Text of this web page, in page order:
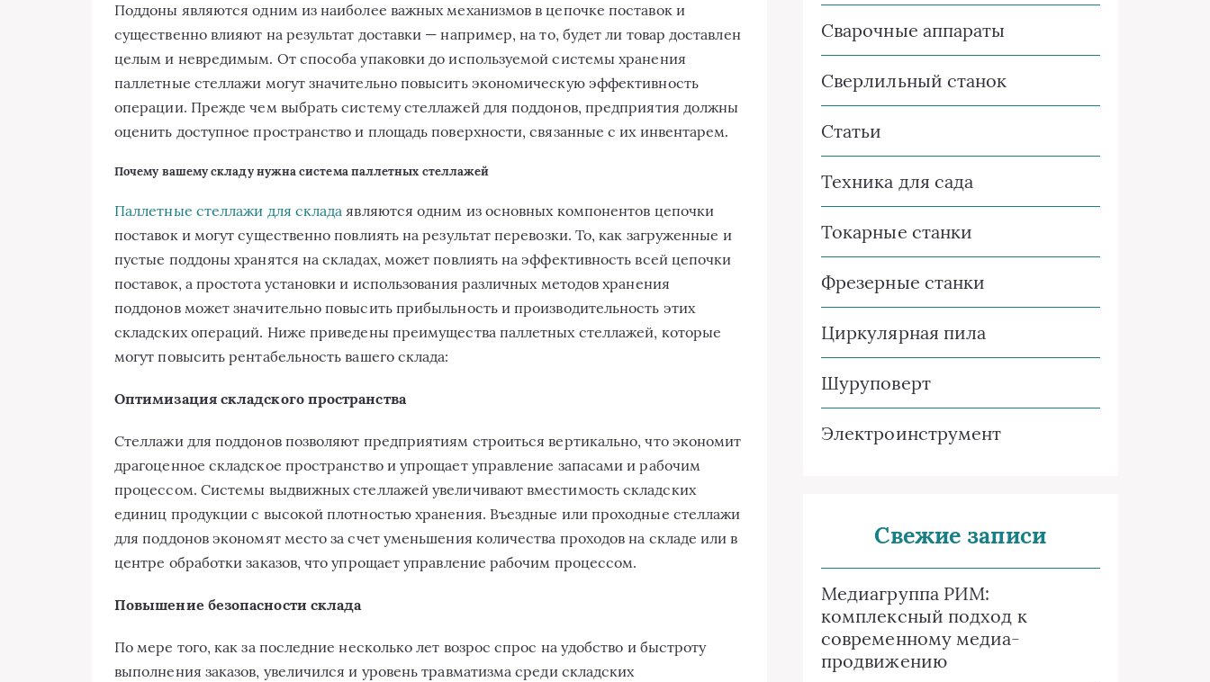
Поддоны являются одним из наиболее важных механизмов в цепочке поставок и
существенно влияют на результат доставки — например, на то, будет ли товар доставлен
целым и невредимым. От способа упаковки до используемой системы хранения
паллетные стеллажи могут значительно повысить экономическую эффективность
операции. Прежде чем выбрать систему стеллажей для поддонов, предприятия должны
оценить доступное пространство и площадь поверхности, связанные с их инвентарем.
Почему вашему складу нужна система паллетных стеллажей
Паллетные стеллажи для склада являются одним из основных компонентов цепочки
поставок и могут существенно повлиять на результат перевозки. То, как загруженные и
пустые поддоны хранятся на складах, может повлиять на эффективность всей цепочки
поставок, а простота установки и использования различных методов хранения
поддонов может значительно повысить прибыльность и производительность этих
складских операций. Ниже приведены преимущества паллетных стеллажей, которые
могут повысить рентабельность вашего склада:
Оптимизация складского пространства
Стеллажи для поддонов позволяют предприятиям строиться вертикально, что экономит
драгоценное складское пространство и упрощает управление запасами и рабочим
процессом. Системы выдвижных стеллажей увеличивают вместимость складских
единиц продукции с высокой плотностью хранения. Въездные или проходные стеллажи
для поддонов экономят место за счет уменьшения количества проходов на складе или в
центре обработки заказов, что упрощает управление рабочим процессом.
Повышение безопасности склада
По мере того, как за последние несколько лет возрос спрос на удобство и быстроту
выполнения заказов, увеличился и уровень травматизма среди складских
Сварочные аппараты
Сверлильный станок
Статьи
Техника для сада
Токарные станки
Фрезерные станки
Циркулярная пила
Шуруповерт
Электроинструмент
Свежие записи
Медиагруппа РИМ:
комплексный подход к
современному медиа-
продвижению